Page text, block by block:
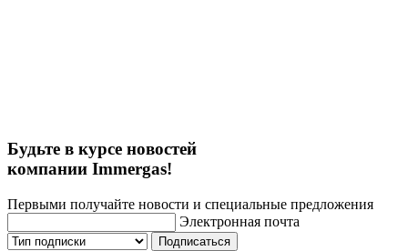
Будьте в курсе новостей
компании Immergas!
Первыми получайте новости и специальные предложения
Электронная почта
Подписаться